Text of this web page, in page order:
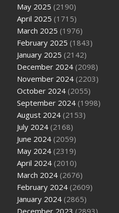
May 2025 (2190)
April 2025 (1715)
March 2025 (1976)
February 2025 (1843)
January 2025 (2142)
December 2024 (2098)
November 2024 (2203)
October 2024 (2055)
September 2024 (1998)
August 2024 (2153)
July 2024 (2168)
June 2024 (2059)
May 2024 (2319)
April 2024 (2010)
March 2024 (2676)
February 2024 (2609)
January 2024 (2865)
December 2023 (2893)